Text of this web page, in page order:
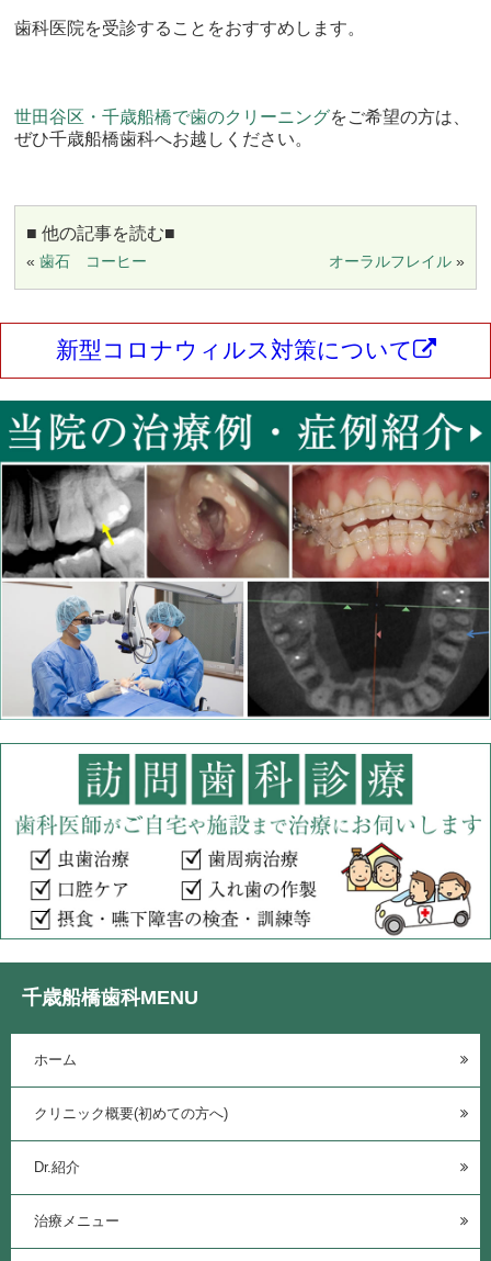
歯科医院を受診することをおすすめします。
世田谷区・千歳船橋で歯のクリーニングをご希望の方は、
ぜひ千歳船橋歯科へお越しください。
■ 他の記事を読む■
«歯石 コーヒー オーラルフレイル»
新型コロナウィルス対策について
千歳船橋歯科MENU
ホーム
クリニック概要(初めての方へ)
Dr.紹介
治療メニュー